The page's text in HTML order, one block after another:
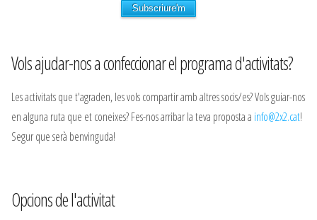
Vols ajudar-nos a confeccionar el programa d'activitats?
Les activitats que t'agraden, les vols compartir amb altres socis/es? Vols guiar-nos
en alguna ruta que et coneixes? Fes-nos arribar la teva proposta a info@2x2.cat!
Segur que serà benvinguda!
Opcions de l'activitat